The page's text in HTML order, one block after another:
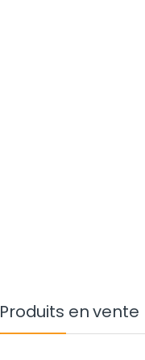
Produits en vente